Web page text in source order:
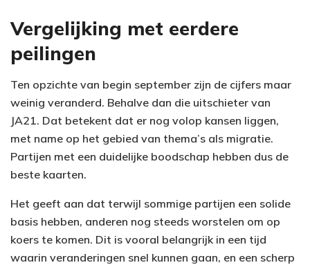
Vergelijking met eerdere
peilingen
Ten opzichte van begin september zijn de cijfers maar
weinig veranderd. Behalve dan die uitschieter van
JA21. Dat betekent dat er nog volop kansen liggen,
met name op het gebied van thema’s als migratie.
Partijen met een duidelijke boodschap hebben dus de
beste kaarten.
Het geeft aan dat terwijl sommige partijen een solide
basis hebben, anderen nog steeds worstelen om op
koers te komen. Dit is vooral belangrijk in een tijd
waarin veranderingen snel kunnen gaan, en een scherp